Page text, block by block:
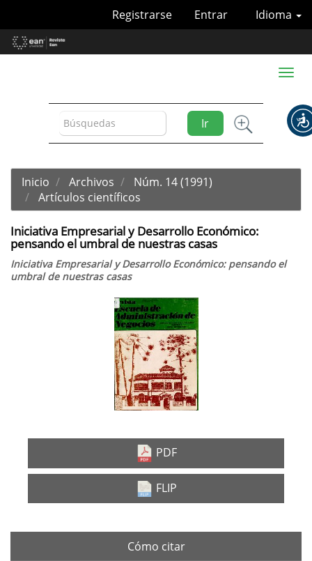
Contenido
principal
Idioma
Registrarse Entrar
Ir
Toggle
Inicio Archivos
Núm. 14 (1991)
Artículos científicos
Iniciativa Empresarial y Desarrollo Económico:
pensando el umbral de nuestras casas
Iniciativa Empresarial y Desarrollo Económico: pensando el
umbral de nuestras casas
PDF
FLIP
Cómo citar